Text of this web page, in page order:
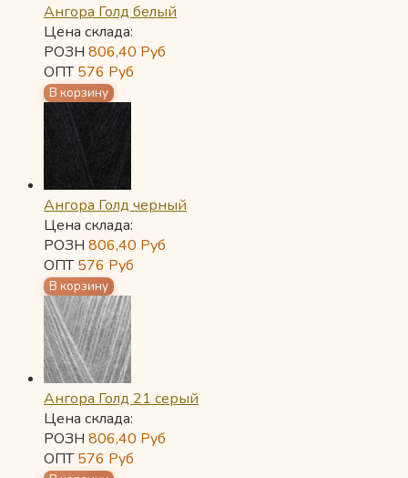
Ангора Голд белый
Цена склада:
РОЗН 806,40 Руб
ОПТ576 Руб
Ангора Голд черный
Цена склада:
РОЗН 806,40 Руб
ОПТ576 Руб
Ангора Голд 21 серый
Цена склада:
РОЗН 806,40 Руб
ОПТ576 Руб